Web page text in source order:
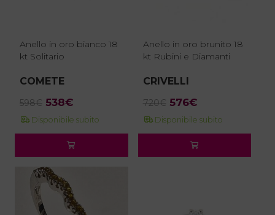
Anello in oro bianco 18
kt Solitario
COMETE
598€ Il
prezzo
598€.
538€
prezzo
è:
538€.
Disponibile subito
Anello in oro brunito 18
kt Rubini e Diamanti
CRIVELLI
720€ Il
prezzo
720€.
576€Il
prezzo
è:
576€.
Disponibile subito